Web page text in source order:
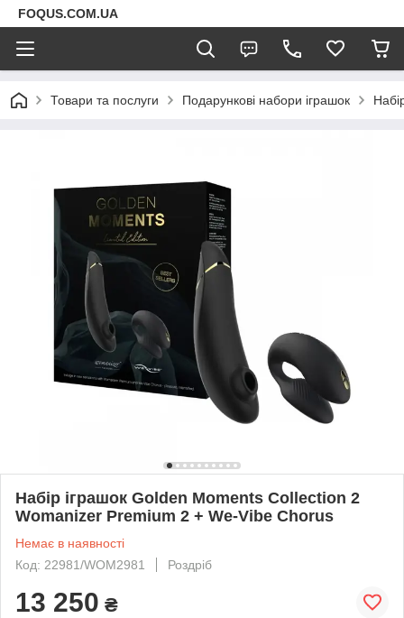
FOQUS.COM.UA
Товари та послуги Подарункові набори іграшок
Набір іграшок Golden Moments Collection 2
Womanizer Premium 2 + We-Vibe Chorus
Немає в наявності
Код: 22981/WOM2981
Роздріб
13 250 ₴